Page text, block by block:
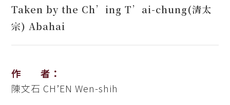
Taken by the Ch’ing T’ai-chung(清太
宗) Abahai
作 者：
陳文石 CH’EN Wen-shih